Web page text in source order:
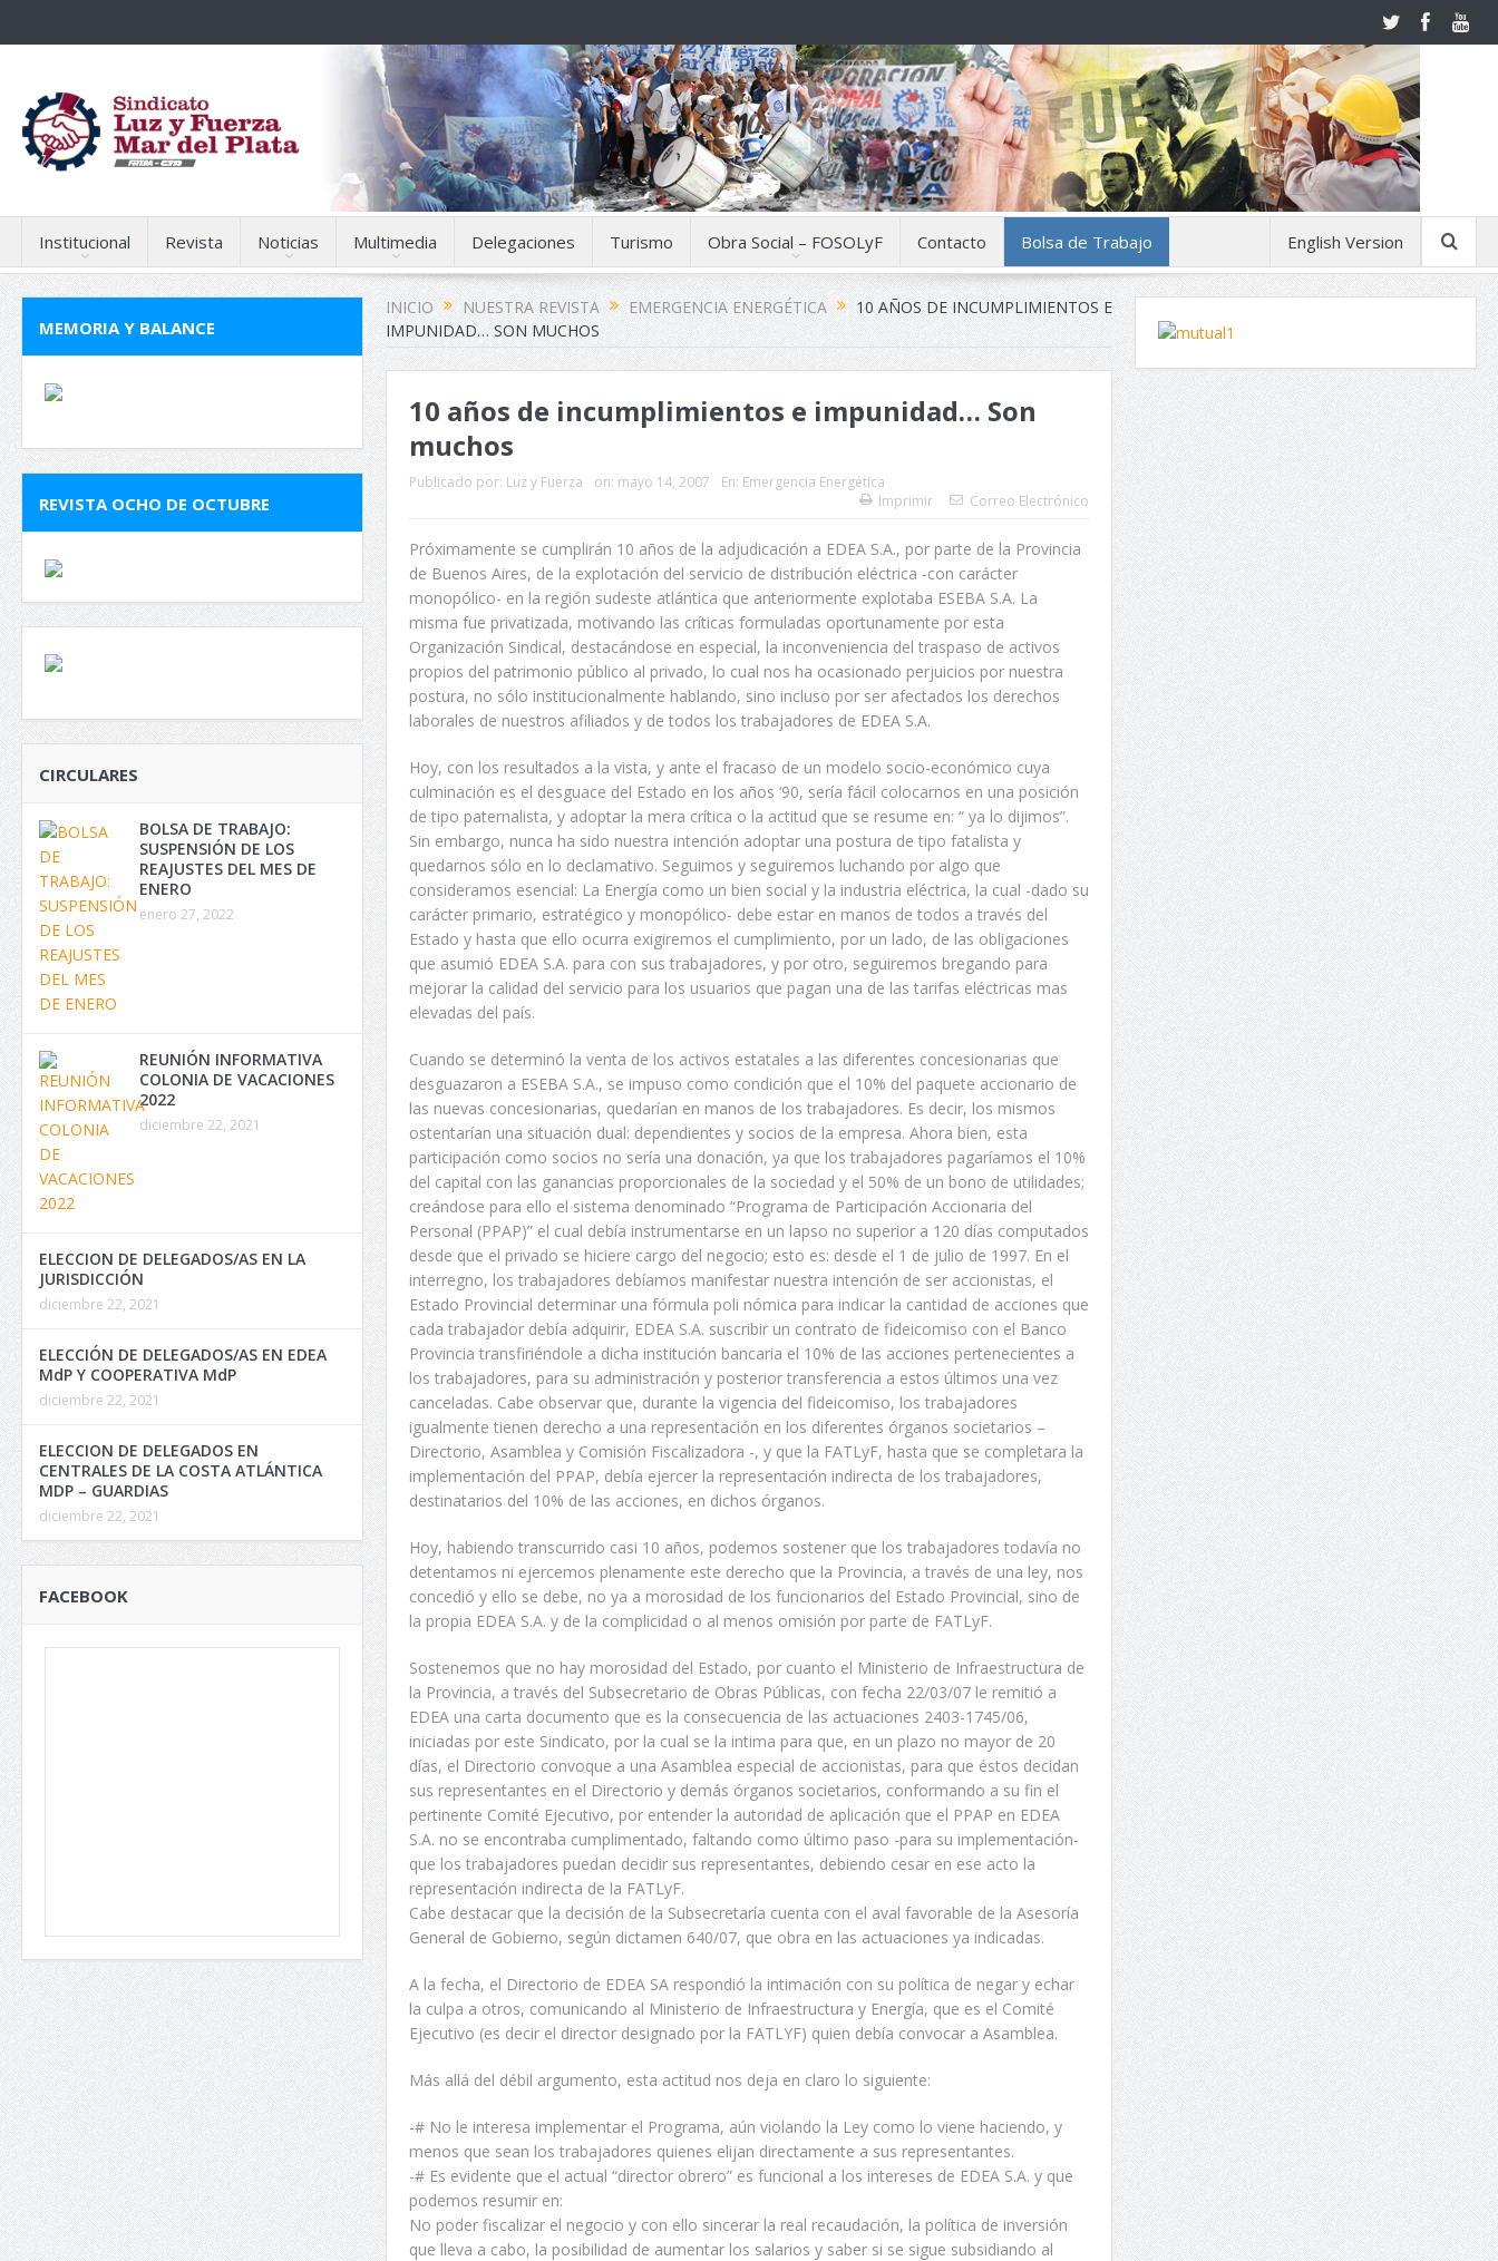
Institucional Revista Noticias Multimedia Delegaciones Turismo Obra Social – FOSOLyF Contacto Bolsa de Trabajo English Version
INICIO NUESTRA REVISTA EMERGENCIA ENERGÉTICA
10 AÑOS DE INCUMPLIMIENTOS E
IMPUNIDAD… SON MUCHOS
10 años de incumplimientos e impunidad… Son
muchos
Publicado por: Luz y Fuerza on: mayo 14, 2007 En: Emergencia Energética
Imprimir
Correo Electrónico
Próximamente se cumplirán 10 años de la adjudicación a EDEA S.A., por parte de la Provincia
de Buenos Aires, de la explotación del servicio de distribución eléctrica -con carácter
monopólico- en la región sudeste atlántica que anteriormente explotaba ESEBA S.A. La
misma fue privatizada, motivando las críticas formuladas oportunamente por esta
Organización Sindical, destacándose en especial, la inconveniencia del traspaso de activos
propios del patrimonio público al privado, lo cual nos ha ocasionado perjuicios por nuestra
postura, no sólo institucionalmente hablando, sino incluso por ser afectados los derechos
laborales de nuestros afiliados y de todos los trabajadores de EDEA S.A.
Hoy, con los resultados a la vista, y ante el fracaso de un modelo socio-económico cuya
culminación es el desguace del Estado en los años ‘90, sería fácil colocarnos en una posición
de tipo paternalista, y adoptar la mera crítica o la actitud que se resume en: “ ya lo dijimos”.
Sin embargo, nunca ha sido nuestra intención adoptar una postura de tipo fatalista y
quedarnos sólo en lo declamativo. Seguimos y seguiremos luchando por algo que
consideramos esencial: La Energía como un bien social y la industria eléctrica, la cual -dado su
carácter primario, estratégico y monopólico- debe estar en manos de todos a través del
Estado y hasta que ello ocurra exigiremos el cumplimiento, por un lado, de las obligaciones
que asumió EDEA S.A. para con sus trabajadores, y por otro, seguiremos bregando para
mejorar la calidad del servicio para los usuarios que pagan una de las tarifas eléctricas mas
elevadas del país.
Cuando se determinó la venta de los activos estatales a las diferentes concesionarias que
desguazaron a ESEBA S.A., se impuso como condición que el 10% del paquete accionario de
las nuevas concesionarias, quedarían en manos de los trabajadores. Es decir, los mismos
ostentarían una situación dual: dependientes y socios de la empresa. Ahora bien, esta
participación como socios no sería una donación, ya que los trabajadores pagaríamos el 10%
del capital con las ganancias proporcionales de la sociedad y el 50% de un bono de utilidades;
creándose para ello el sistema denominado “Programa de Participación Accionaria del
Personal (PPAP)” el cual debía instrumentarse en un lapso no superior a 120 días computados
desde que el privado se hiciere cargo del negocio; esto es: desde el 1 de julio de 1997. En el
interregno, los trabajadores debíamos manifestar nuestra intención de ser accionistas, el
Estado Provincial determinar una fórmula poli nómica para indicar la cantidad de acciones que
cada trabajador debía adquirir, EDEA S.A. suscribir un contrato de fideicomiso con el Banco
Provincia transfiriéndole a dicha institución bancaria el 10% de las acciones pertenecientes a
los trabajadores, para su administración y posterior transferencia a estos últimos una vez
canceladas. Cabe observar que, durante la vigencia del fideicomiso, los trabajadores
igualmente tienen derecho a una representación en los diferentes órganos societarios –
Directorio, Asamblea y Comisión Fiscalizadora -, y que la FATLyF, hasta que se completara la
implementación del PPAP, debía ejercer la representación indirecta de los trabajadores,
destinatarios del 10% de las acciones, en dichos órganos.
Hoy, habiendo transcurrido casi 10 años, podemos sostener que los trabajadores todavía no
detentamos ni ejercemos plenamente este derecho que la Provincia, a través de una ley, nos
concedió y ello se debe, no ya a morosidad de los funcionarios del Estado Provincial, sino de
la propia EDEA S.A. y de la complicidad o al menos omisión por parte de FATLyF.
Sostenemos que no hay morosidad del Estado, por cuanto el Ministerio de Infraestructura de
la Provincia, a través del Subsecretario de Obras Públicas, con fecha 22/03/07 le remitió a
EDEA una carta documento que es la consecuencia de las actuaciones 2403-1745/06,
iniciadas por este Sindicato, por la cual se la intima para que, en un plazo no mayor de 20
días, el Directorio convoque a una Asamblea especial de accionistas, para que éstos decidan
sus representantes en el Directorio y demás órganos societarios, conformando a su fin el
pertinente Comité Ejecutivo, por entender la autoridad de aplicación que el PPAP en EDEA
S.A. no se encontraba cumplimentado, faltando como último paso -para su implementación-
que los trabajadores puedan decidir sus representantes, debiendo cesar en ese acto la
representación indirecta de la FATLyF.
Cabe destacar que la decisión de la Subsecretaría cuenta con el aval favorable de la Asesoría
General de Gobierno, según dictamen 640/07, que obra en las actuaciones ya indicadas.
A la fecha, el Directorio de EDEA SA respondió la intimación con su política de negar y echar
la culpa a otros, comunicando al Ministerio de Infraestructura y Energía, que es el Comité
Ejecutivo (es decir el director designado por la FATLYF) quien debía convocar a Asamblea.
Más allá del débil argumento, esta actitud nos deja en claro lo siguiente:
-# No le interesa implementar el Programa, aún violando la Ley como lo viene haciendo, y
menos que sean los trabajadores quienes elijan directamente a sus representantes.
-# Es evidente que el actual “director obrero” es funcional a los intereses de EDEA S.A. y que
podemos resumir en:
No poder fiscalizar el negocio y con ello sincerar la real recaudación, la política de inversión
que lleva a cabo, la posibilidad de aumentar los salarios y saber si se sigue subsidiando al
MEMORIA Y BALANCE
REVISTA OCHO DE OCTUBRE
CIRCULARES
BOLSA DE TRABAJO:
SUSPENSIÓN DE LOS
REAJUSTES DEL MES DE
ENERO
enero 27, 2022
REUNIÓN INFORMATIVA
COLONIA DE VACACIONES
2022
diciembre 22, 2021
ELECCION DE DELEGADOS/AS EN LA
JURISDICCIÓN
diciembre 22, 2021
ELECCIÓN DE DELEGADOS/AS EN EDEA
MdP Y COOPERATIVA MdP
diciembre 22, 2021
ELECCION DE DELEGADOS EN
CENTRALES DE LA COSTA ATLÁNTICA
MDP – GUARDIAS
diciembre 22, 2021
FACEBOOK